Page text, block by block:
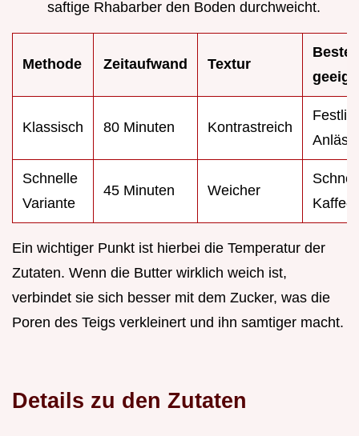
saftige Rhabarber den Boden durchweicht.
Methode Zeitaufwand Textur
Klassisch 80 Minuten Kontrastreich
Schnelle
Variante
45 Minuten Weicher
Ein wichtiger Punkt ist hierbei die Temperatur der
Zutaten. Wenn die Butter wirklich weich ist,
verbindet sie sich besser mit dem Zucker, was die
Poren des Teigs verkleinert und ihn samtiger macht.
Details zu den Zutaten